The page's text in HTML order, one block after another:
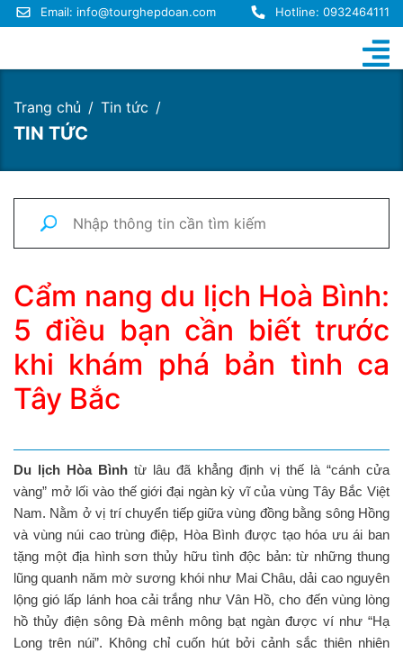
Email: info@tourghepdoan.com Hotline: 0932464111
Trang chủ Tin tức
TIN TỨC
Cẩm nang du lịch Hoà Bình:
5 điều bạn cần biết trước
khi khám phá bản tình ca
Tây Bắc
Du lịch Hòa Bình từ lâu đã khẳng định vị thế là “cánh cửa
vàng” mở lối vào thế giới đại ngàn kỳ vĩ của vùng Tây Bắc Việt
Nam. Nằm ở vị trí chuyển tiếp giữa vùng đồng bằng sông Hồng
và vùng núi cao trùng điệp, Hòa Bình được tạo hóa ưu ái ban
tặng một địa hình sơn thủy hữu tình độc bản: từ những thung
lũng quanh năm mờ sương khói như Mai Châu, dải cao nguyên
lộng gió lấp lánh hoa cải trắng như Vân Hồ, cho đến vùng lòng
hồ thủy điện sông Đà mênh mông bạt ngàn được ví như “Hạ
Long trên núi”. Không chỉ cuốn hút bởi cảnh sắc thiên nhiên